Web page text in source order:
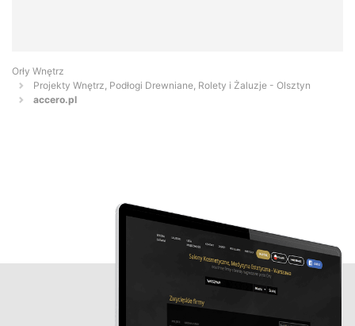
Orły Wnętrz
Projekty Wnętrz, Podłogi Drewniane, Rolety i Żaluzje - Olsztyn
accero.pl